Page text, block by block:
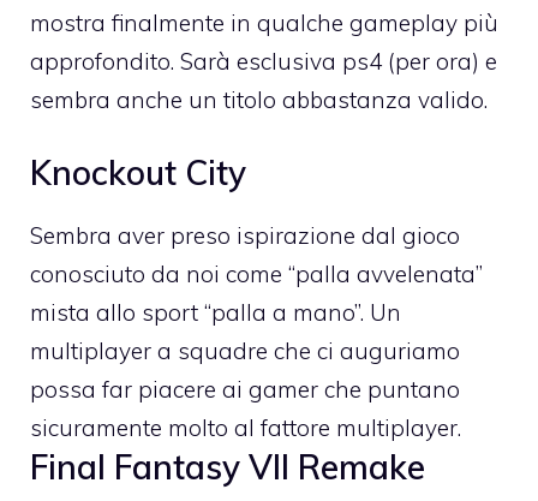
mostra finalmente in qualche gameplay più
approfondito. Sarà esclusiva ps4 (per ora) e
sembra anche un titolo abbastanza valido.
Knockout City
Sembra aver preso ispirazione dal gioco
conosciuto da noi come “palla avvelenata”
mista allo sport “palla a mano”. Un
multiplayer a squadre che ci auguriamo
possa far piacere ai gamer che puntano
sicuramente molto al fattore multiplayer.
Final Fantasy VII Remake